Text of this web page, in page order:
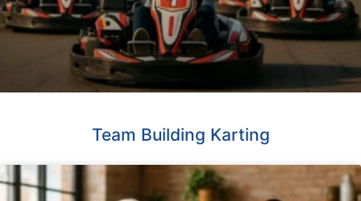
Team Building Karting